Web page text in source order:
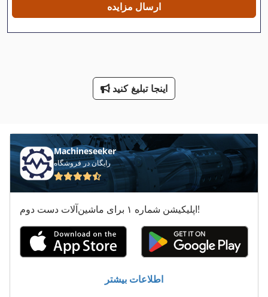
ماشین معاون 200 Mm
ماشین های مرتب کننده
محدوده پرس
معاون 200 Mm
هماهنگ کردن دستگاه های خسته کننده
ارسال مزایده
اینجا تبلیغ کنید
Machineseeker
رایگان در فروشگاه
اپلیکیشن شماره ۱ برای ماشین‌آلات دست دوم!
اطلاعات بیشتر